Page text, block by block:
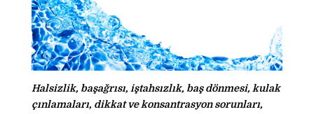
Halsizlik, başağrısı, iştahsızlık, baş dönmesi, kulak
çınlamaları, dikkat ve konsantrasyon sorunları,